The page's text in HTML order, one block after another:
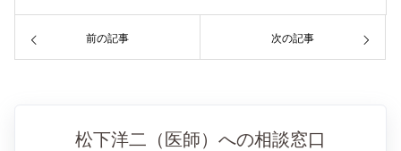
前の記事 次の記事
松下洋二（医師）への相談窓口